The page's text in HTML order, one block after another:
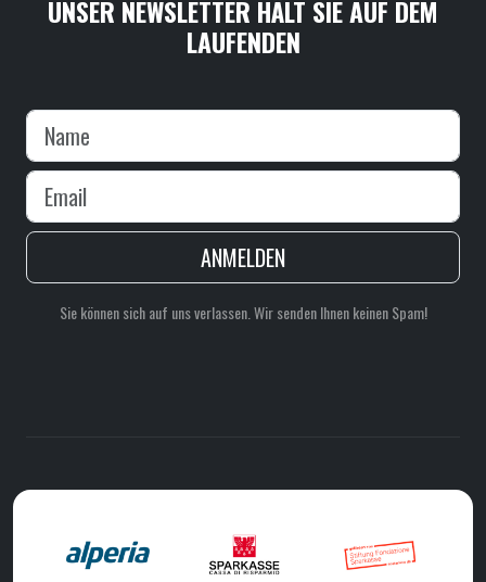
UNSER NEWSLETTER HÄLT SIE AUF DEM
LAUFENDEN
ANMELDEN
Sie können sich auf uns verlassen. Wir senden Ihnen keinen Spam!